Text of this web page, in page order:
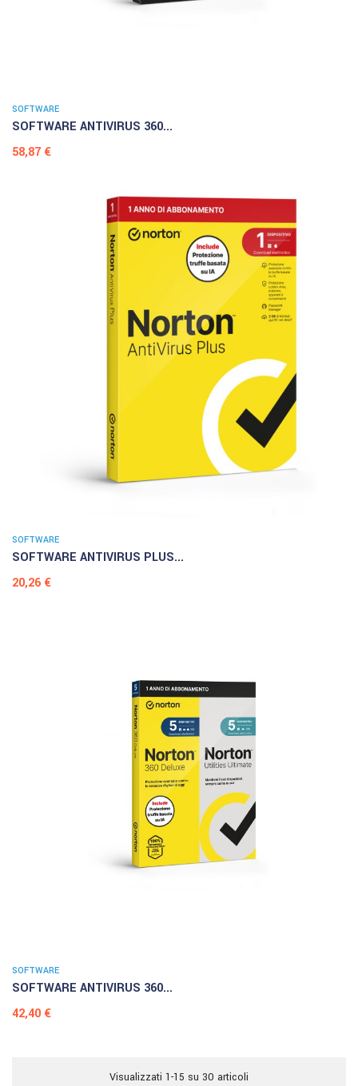
SOFTWARE
SOFTWARE ANTIVIRUS 360...
Prezzo
58,87 €
SOFTWARE
SOFTWARE ANTIVIRUS PLUS...
Prezzo
20,26 €
SOFTWARE
SOFTWARE ANTIVIRUS 360...
Prezzo
42,40 €
Visualizzati 1-15 su 30 articoli